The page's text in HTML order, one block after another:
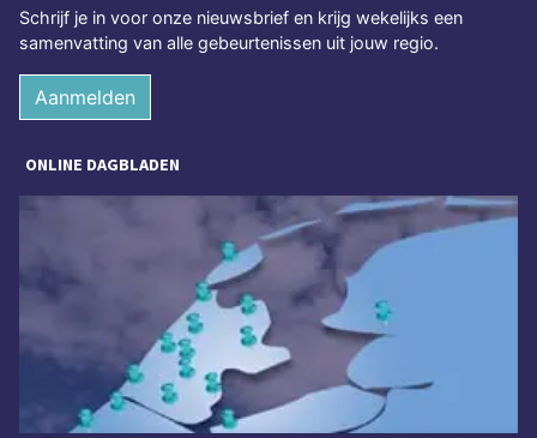
Schrijf je in voor onze nieuwsbrief en krijg wekelijks een
samenvatting van alle gebeurtenissen uit jouw regio.
Aanmelden
ONLINE DAGBLADEN